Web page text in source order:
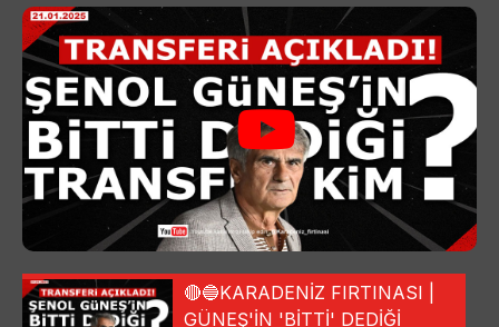
🔴🔵KARADENİZ FIRTINASI |
GÜNEŞ'İN 'BİTTİ' DEDİĞİ